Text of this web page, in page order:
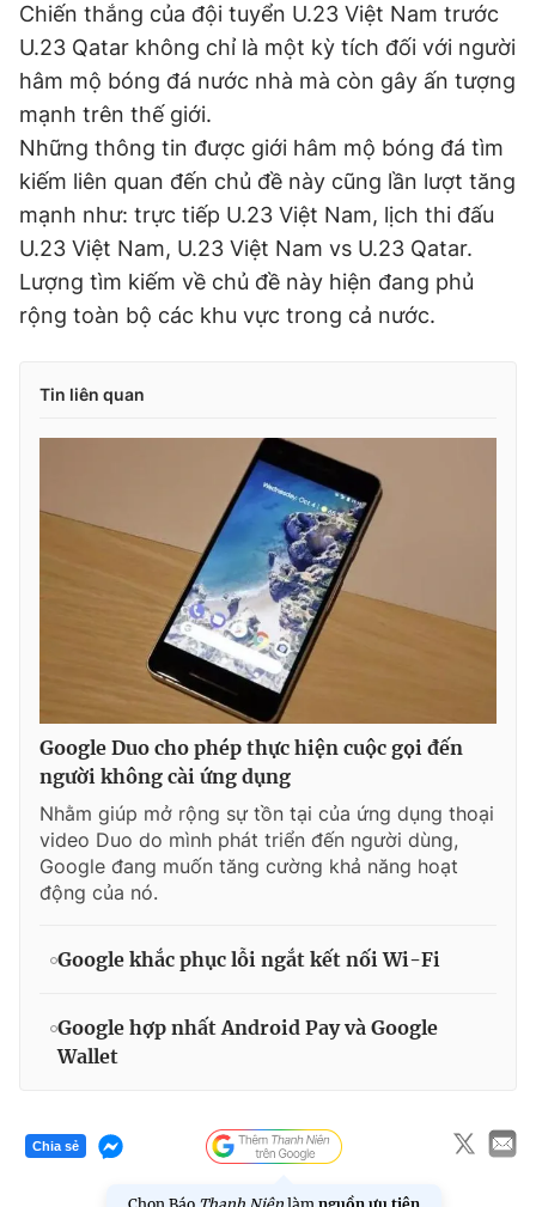
Tổng biên tập: Nguyễn Ngọc Toàn
Phó tổng biên tập thường trực: Hải Thành
Phó tổng biên tập: Lâm Hiếu Dũng
Phó tổng biên tập: Trần Việt Hưng
Tổng thư ký tòa soạn: Đức Trung
Giấy phép xuất bản số 110/GP - BTTTT cấp ngày 24.3.2020
© 2003-2026 Bản quyền thuộc về Báo Thanh Niên. Cấm sao
chép dưới mọi hình thức nếu không có sự chấp thuận bằng văn
bản. Phát triển bởi ePi Technologies, JSC.
Chiến thắng của đội tuyển U.23 Việt Nam trước
U.23 Qatar không chỉ là một kỳ tích đối với người
hâm mộ bóng đá nước nhà mà còn gây ấn tượng
mạnh trên thế giới.
Những thông tin được giới hâm mộ bóng đá tìm
kiếm liên quan đến chủ đề này cũng lần lượt tăng
mạnh như: trực tiếp U.23 Việt Nam, lịch thi đấu
U.23 Việt Nam, U.23 Việt Nam vs U.23 Qatar.
Lượng tìm kiếm về chủ đề này hiện đang phủ
rộng toàn bộ các khu vực trong cả nước.
Tin liên quan
Google Duo cho phép thực hiện cuộc gọi đến
người không cài ứng dụng
Nhằm giúp mở rộng sự tồn tại của ứng dụng thoại
video Duo do mình phát triển đến người dùng,
Google đang muốn tăng cường khả năng hoạt
động của nó.
Google khắc phục lỗi ngắt kết nối Wi-Fi
Google hợp nhất Android Pay và Google
Wallet
Chia sẻ